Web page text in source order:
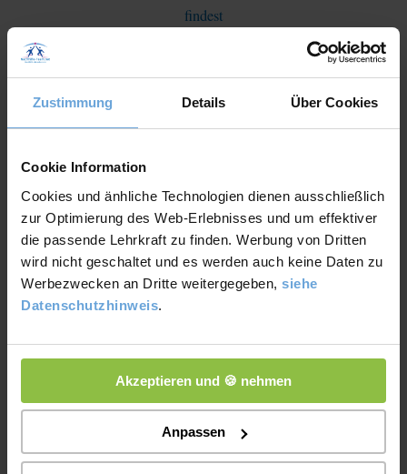
Zustimmung Details Über Cookies
Cookie Information
Cookies und änhliche Technologien dienen ausschließlich
zur Optimierung des Web-Erlebnisses und um effektiver
die passende Lehrkraft zu finden. Werbung von Dritten
wird nicht geschaltet und es werden auch keine Daten zu
Werbezwecken an Dritte weitergegeben, siehe
Datenschutzhinweis.
Akzeptieren und 🍪 nehmen
Anpassen
:
findest
Legitime Hilfe? Darf
Danke im Voraus –
So schreibt man es richtig!